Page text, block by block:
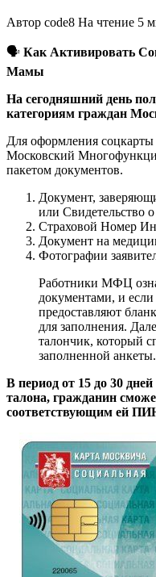
Автор code8 На чтение 5
🗣 Как Активировать
Мамы
На сегодняшний день
категориям граждан
Для оформления
Московский
пакетом документов.
Документ,
или Свидетельство
Страховой Номер
Документ на
Фотографии
Работники МФЦ
документами, и
предоставляют
для заполнения.
талончик, который
заполненной анкеты.
В период от 15 до 30
талона, гражданин
соответствующим ей